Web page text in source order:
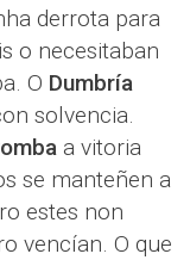
derrota para
o necesitaban
O Dumbría
solvencia.
a vitoria
se manteñen a
estes non
vencían. O que